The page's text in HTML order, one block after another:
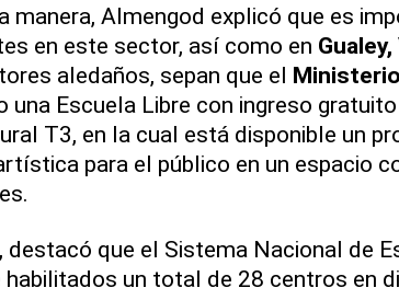
manera, Almengod explicó que es
en este sector, así como en
aledaños, sepan que el
una Escuela Libre con ingreso
T3, en la cual está disponible un
para el público en un espacio
destacó que el Sistema Nacional de
habilitados un total de 28 centros en